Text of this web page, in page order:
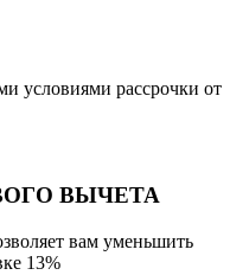
условиями рассрочки от
ВЫЧЕТА
вам уменьшить
13%